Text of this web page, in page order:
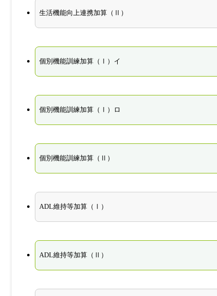
生活機能向上連携加算（Ⅱ）
個別機能訓練加算（Ⅰ）イ
個別機能訓練加算（Ⅰ）ロ
個別機能訓練加算（Ⅱ）
ADL維持等加算（Ⅰ）
ADL維持等加算（Ⅱ）